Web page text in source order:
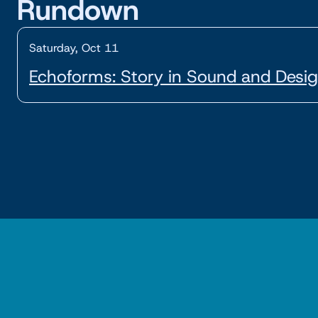
Rundown
Saturday, Oct 11
Echoforms: Story in Sound and